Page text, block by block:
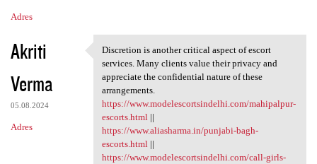
Adres
Akriti
Verma
05.08.2024
Adres
Discretion is another
Discretion is another critical aspect of escort
services. Many clients value their privacy and
appreciate the confidential nature of these
arrangements.
https://www.modelescortsindelhi.com/mahipalpur-
escorts.html ||
https://www.aliasharma.in/punjabi-bagh-
escorts.html ||
https://www.modelescortsindelhi.com/call-girls-